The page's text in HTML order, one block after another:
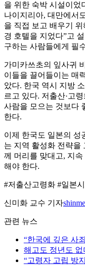
을 위한 숙박 시설이었
나이지리아, 대만에서
을 직접 보고 배우기
경 호텔을 지었다”고
구하는 사람들에게 필
가미카쓰초의 잎사귀
이들을 끌어들이는 매
았다. 한국 역시 지방
르고 있다. 저출산·고
사람을 모으는 것보다
한다.
이제 한국도 일본의 성
는 지역 활성화 전략을
께 머리를 맞대고, 지
해야 한다.
#저출산고령화 #일본
신미화 교수 기자
관련 뉴스
“한국에 깊은 사
해고도 정년도
“고령자 고립 방